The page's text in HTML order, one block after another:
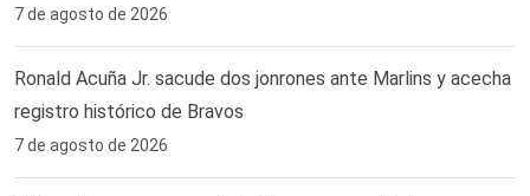
7 de agosto de 2026
Ronald Acuña Jr. sacude dos jonrones ante Marlins y acecha
registro histórico de Bravos
7 de agosto de 2026